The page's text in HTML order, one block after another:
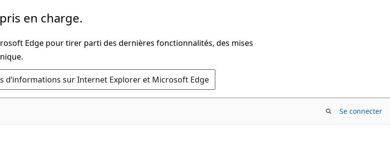
en charge.
Edge pour tirer parti des dernières fonctionnalités, des mises
d’informations sur Internet Explorer et Microsoft Edge
Se connecter